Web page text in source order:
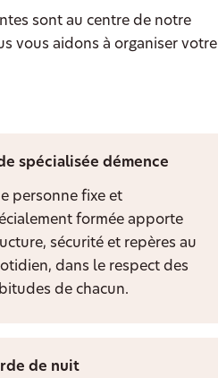
sont au centre de notre
vous aidons à organiser votre
spécialisée démence
personne fixe et
formée apporte
sécurité et repères au
dans le respect des
de chacun.
de nuit